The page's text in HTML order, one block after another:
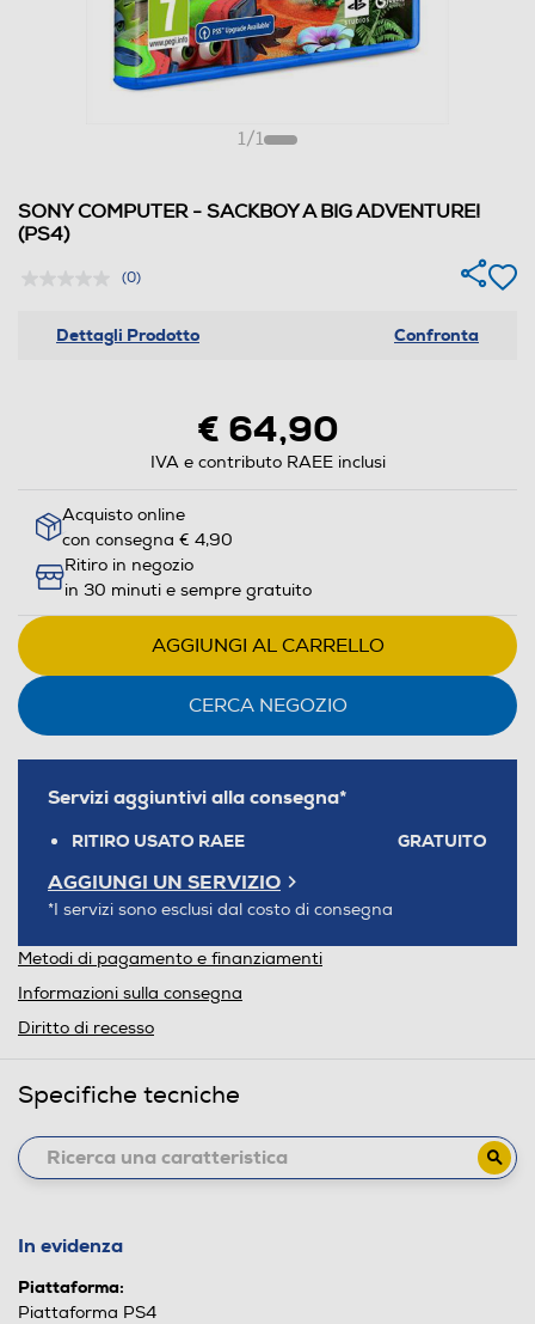
1/1
SONY COMPUTER - SACKBOY A BIG ADVENTURE!
(PS4)
(0)
Dettagli Prodotto Confronta
€ 64,90
IVA e contributo RAEE inclusi
Acquisto online
con consegna € 4,90
Ritiro in negozio
in 30 minuti e sempre gratuito
AGGIUNGI AL CARRELLO
CERCA NEGOZIO
Servizi aggiuntivi alla consegna*
RITIRO USATO RAEE GRATUITO
AGGIUNGI UN SERVIZIO
*I servizi sono esclusi dal costo di consegna
Metodi di pagamento e finanziamenti
Informazioni sulla consegna
Diritto di recesso
Specifiche tecniche
In evidenza
Piattaforma:
Piattaforma PS4